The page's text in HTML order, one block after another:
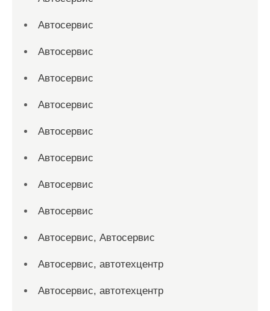
Автосервис
Автосервис
Автосервис
Автосервис
Автосервис
Автосервис
Автосервис
Автосервис
Автосервис, Автосервис
Автосервис, автотехцентр
Автосервис, автотехцентр